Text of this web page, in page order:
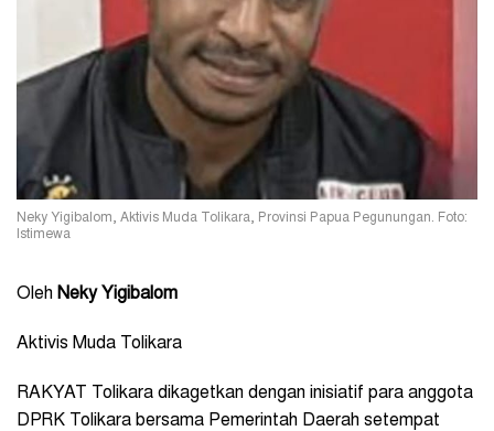
Neky Yigibalom, Aktivis Muda Tolikara, Provinsi Papua Pegunungan. Foto:
Istimewa
Oleh Neky Yigibalom
Aktivis Muda Tolikara
RAKYAT Tolikara dikagetkan dengan inisiatif para anggota
DPRK Tolikara bersama Pemerintah Daerah setempat